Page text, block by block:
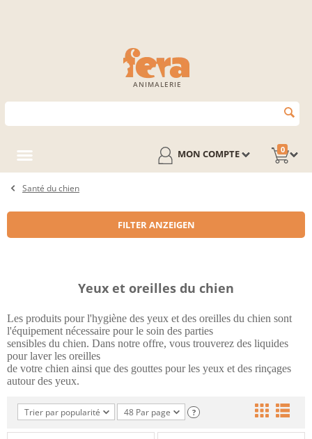
ANIMALERIE
0
MON COMPTE
Santé du chien
FILTER ANZEIGEN
Yeux et oreilles du chien
Les produits pour l'hygiène des yeux et des oreilles du chien sont
l'équipement nécessaire pour le soin des parties
sensibles du chien. Dans notre offre, vous trouverez des liquides
pour laver les oreilles
de votre chien ainsi que des gouttes pour les yeux et des rinçages
autour des yeux.
Trier par popularité 48 Par page ?